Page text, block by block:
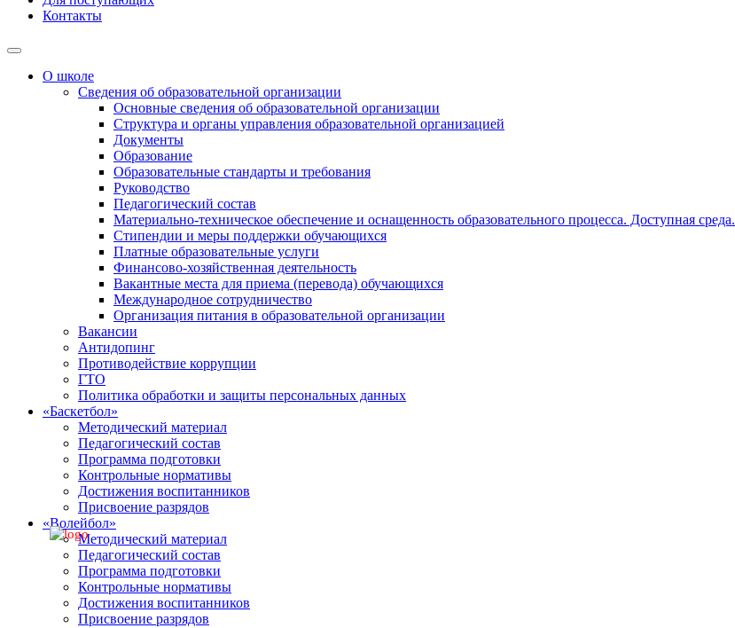
Контакты
О школе
Сведения об образовательной организации
Основные сведения об образовательной организации
Структура и органы управления образовательной организацией
Документы
Образование
Образовательные стандарты и требования
Руководство
Педагогический состав
Материально-техническое обеспечение и оснащенность образовательного процесса. Доступная среда.
Стипендии и меры поддержки обучающихся
Платные образовательные услуги
Финансово-хозяйственная деятельность
Вакантные места для приема (перевода) обучающихся
Международное сотрудничество
Организация питания в образовательной организации
Вакансии
Антидопинг
Противодействие коррупции
ГТО
Политика обработки и защиты персональных данных
«Баскетбол»
Методический материал
Педагогический состав
Программа подготовки
Контрольные нормативы
Достижения воспитанников
Присвоение разрядов
«Волейбол»
Методический материал
Педагогический состав
Программа подготовки
Контрольные нормативы
Достижения воспитанников
Присвоение разрядов